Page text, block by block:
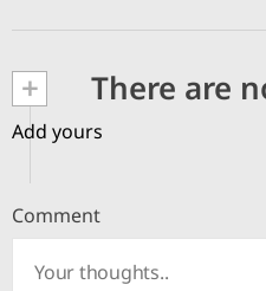
+ There are
Add yours
Comment